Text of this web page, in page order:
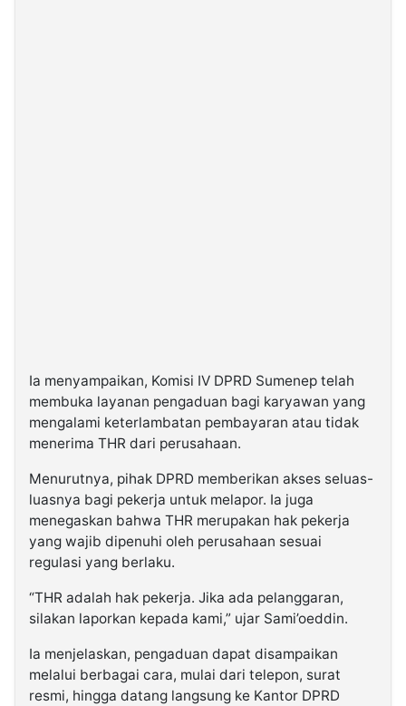
Ia menyampaikan, Komisi IV DPRD Sumenep telah
membuka layanan pengaduan bagi karyawan yang
mengalami keterlambatan pembayaran atau tidak
menerima THR dari perusahaan.
Menurutnya, pihak DPRD memberikan akses seluas-
luasnya bagi pekerja untuk melapor. Ia juga
menegaskan bahwa THR merupakan hak pekerja
yang wajib dipenuhi oleh perusahaan sesuai
regulasi yang berlaku.
“THR adalah hak pekerja. Jika ada pelanggaran,
silakan laporkan kepada kami,” ujar Sami’oeddin.
Ia menjelaskan, pengaduan dapat disampaikan
melalui berbagai cara, mulai dari telepon, surat
resmi, hingga datang langsung ke Kantor DPRD